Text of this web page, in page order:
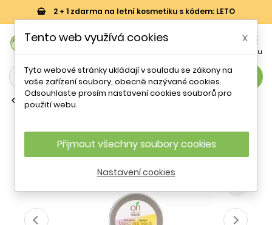
2 + 1 zdarma na letní kosmetiku s kódem: LETO

Menu
search
Vlasové masky
Naturae - 150 ml
- 16 %
Tento web využívá cookies x
Tyto webové stránky ukládají v souladu se zákony na
vaše zařízení soubory, obecně nazývané cookies.
Odsouhlaste prosím nastavení cookies souborů pro
použití webu.
Přijmout všechny soubory cookies
Nastavení cookies